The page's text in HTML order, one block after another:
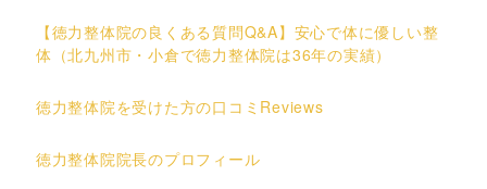
【徳力整体院の良くある質問Q&A】安心で体に優しい整
体（北九州市・小倉で徳力整体院は36年の実績）
徳力整体院を受けた方の口コミReviews
徳力整体院院長のプロフィール